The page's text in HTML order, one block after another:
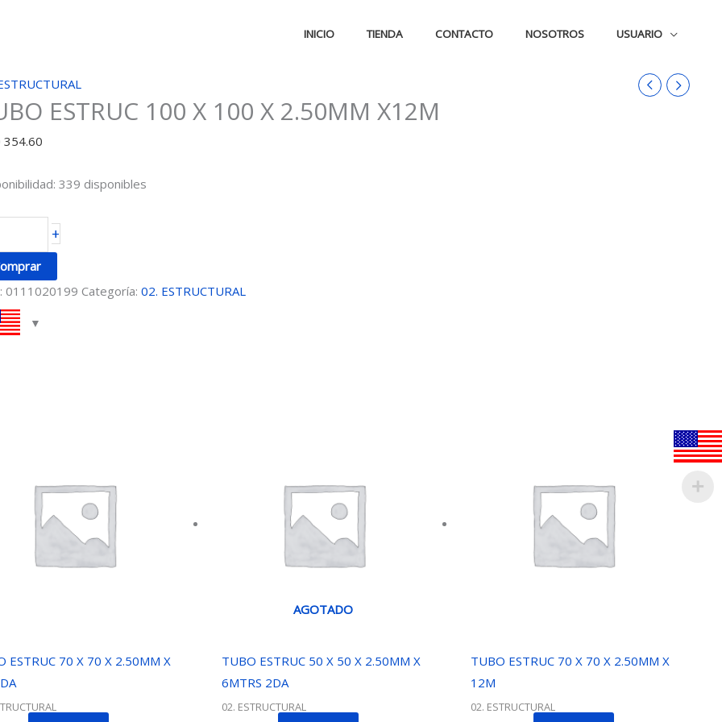
INICIO TIENDA CONTACTO NOSOTROS USUARIO
ESTRUC 100 X 100 X 2.50MM X12M
354.60
339 disponibles
+
0111020199 Categoría:02. ESTRUCTURAL
ESTRUC 70 X 70 X 2.50MM X
AGOTADO
TUBO ESTRUC 50 X 50 X 2.50MM X
6MTRS 2DA
02. ESTRUCTURAL
TUBO ESTRUC 70 X 70 X 2.50MM X
12M
02. ESTRUCTURAL